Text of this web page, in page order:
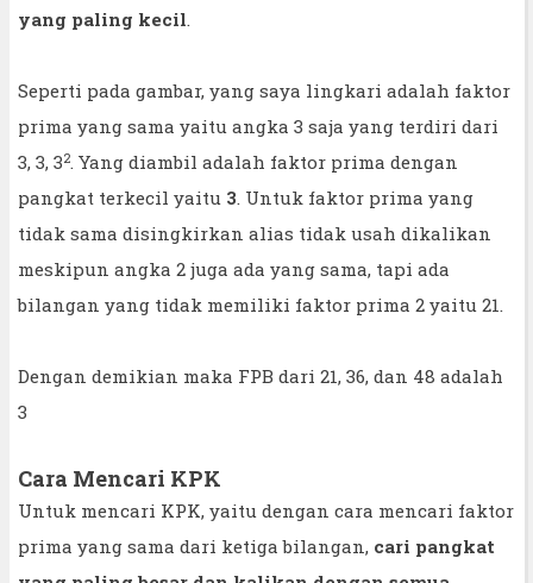
yang paling kecil.
Seperti pada gambar, yang saya lingkari adalah faktor
prima yang sama yaitu angka 3 saja yang terdiri dari
3, 3, 32. Yang diambil adalah faktor prima dengan
pangkat terkecil yaitu 3. Untuk faktor prima yang
tidak sama disingkirkan alias tidak usah dikalikan
meskipun angka 2 juga ada yang sama, tapi ada
bilangan yang tidak memiliki faktor prima 2 yaitu 21.
Dengan demikian maka FPB dari 21, 36, dan 48 adalah
3
Cara Mencari KPK
Untuk mencari KPK, yaitu dengan cara mencari faktor
prima yang sama dari ketiga bilangan, cari pangkat